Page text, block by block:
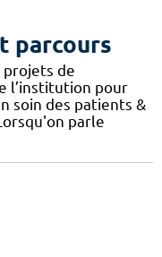
parcours
projets de
l’institution pour
soin des patients &
parle